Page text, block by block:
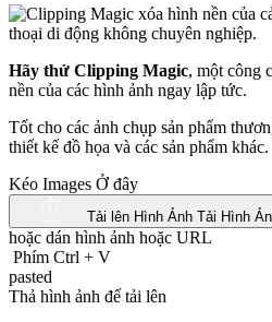
Hãy thử Clipping Magic, một công
nền của các hình ảnh ngay lập tức.
Tốt cho các ảnh chụp sản phẩm
thiết kế đồ họa và các sản phẩm khác.
Kéo Images Ở đây
Tải lên Hình Ảnh Tải Hình
hoặc dán hình ảnh hoặc URL
Phím Ctrl + V
pasted
Thả hình ảnh để tải lên